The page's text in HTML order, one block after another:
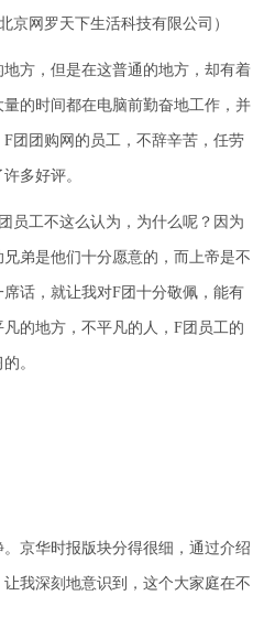
网罗天下生活科技有限公司）
方，但是在这普通的地方，却有着
的时间都在电脑前勤奋地工作，并
团团购网的员工，不辞辛苦，任劳
多好评。
工不这么认为，为什么呢？因为
弟是他们十分愿意的，而上帝是不
话，就让我对F团十分敬佩，能有
的地方，不平凡的人，F团员工的
。
华时报版块分得很细，通过介绍
我深刻地意识到，这个大家庭在不